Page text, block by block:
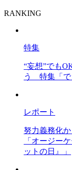
RANKING
特集
“妄想”でも
う 特集「
レポート
努力義務化
「オージー
ットの日』」